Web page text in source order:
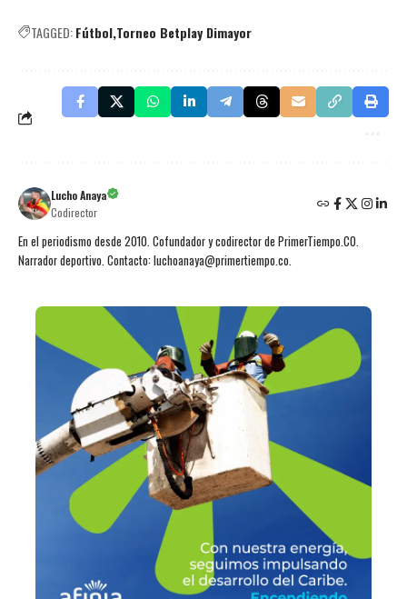
TAGGED:Fútbol Torneo Betplay Dimayor
Lucho Anaya
Codirector
En el periodismo desde 2010. Cofundador y codirector de PrimerTiempo.CO.
Narrador deportivo. Contacto: luchoanaya@primertiempo.co.